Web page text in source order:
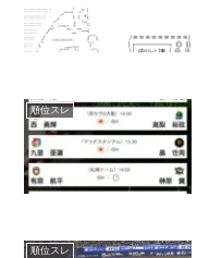
順位スレ
順位スレ